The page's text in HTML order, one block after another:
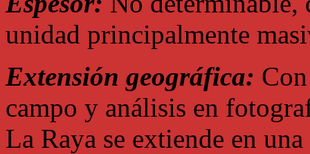
unidad principalmente
Extensión geográfica:
campo y análisis en
La Raya se extiende en